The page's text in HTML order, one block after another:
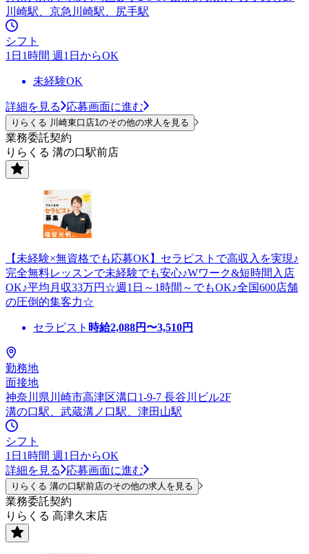
川崎駅、京急川崎駅、尻手駅
シフト
1日1時間 週1日からOK
未経験OK
詳細を見る 応募画面に進む
りらくる 川崎東口店1のその他の求人を見る
業務委託契約
りらくる 溝の口駅前店
【未経験×無資格でも応募OK】セラピストで高収入を実現♪
完全無料レッスンで未経験でも安心♪Wワーク&短時間入店
OK♪平均月収33万円☆週1日～1時間～でもOK♪全国600店舗
の圧倒的集客力☆
セラピスト 時給2,088円〜3,510円
勤務地
面接地
神奈川県川崎市高津区溝口1-9-7 長谷川ビル2F
溝の口駅、武蔵溝ノ口駅、津田山駅
シフト
1日1時間 週1日からOK
詳細を見る
応募画面に進む
りらくる 溝の口駅前店のその他の求人を見る
業務委託契約
りらくる 高津久末店